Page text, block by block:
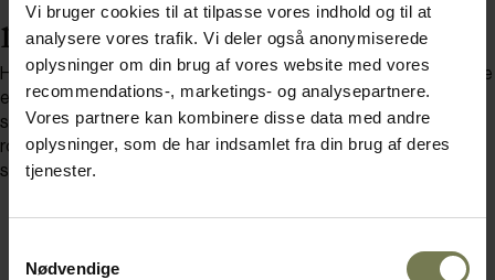
Vi bruger cookies til at tilpasse vores indhold og til at
analysere vores trafik. Vi deler også anonymiserede
oplysninger om din brug af vores website med vores
recommendations-, marketings- og analysepartnere.
Vores partnere kan kombinere disse data med andre
oplysninger, som de har indsamlet fra din brug af deres
tjenester.
Nødvendige
metal
Her på siden har du mulighed for at finde servietholdere, der både
er praktiske og dekorative. Modellerne spænder over elegante
servietholdere fra Stelton og simple tråd-servietholdere til
robuste servietholdere i mat, sort stål. Her finder du materialer,
såsom:
Rustfrit stål
Glat krom